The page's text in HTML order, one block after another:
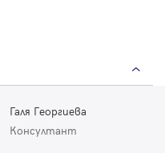
Галя Георгиева
Консултант